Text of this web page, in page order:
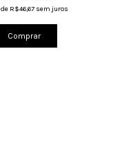
de R$46,67 sem juros
Comprar